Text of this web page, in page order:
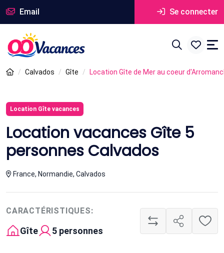
Email Se connecter
Calvados Gîte Location Gîte de Mer au coeur
Location Gîte vacances
Location vacances Gîte 5
personnes Calvados
France, Normandie, Calvados
CARACTÉRISTIQUES:
Gîte 5 personnes